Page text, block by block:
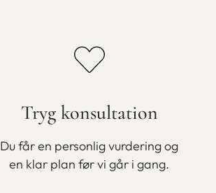
Tryg konsultation
Du får en personlig vurdering og
en klar plan før vi går i gang.